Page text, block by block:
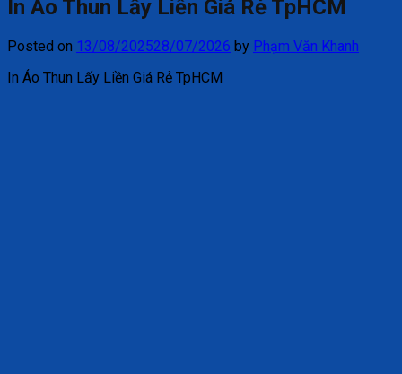
In Áo Thun Lấy Liền Giá Rẻ TpHCM
Posted on 13/08/202528/07/2026 by Phạm Văn Khanh
In Áo Thun Lấy Liền Giá Rẻ TpHCM